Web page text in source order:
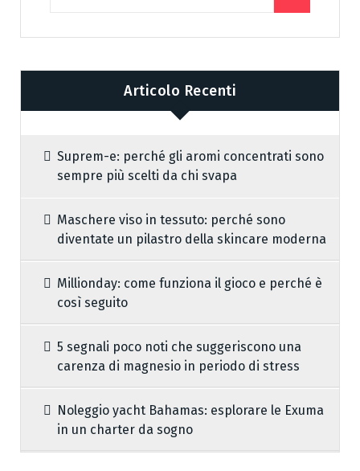
Articolo Recenti
Suprem-e: perché gli aromi concentrati sono
sempre più scelti da chi svapa
Maschere viso in tessuto: perché sono
diventate un pilastro della skincare moderna
Millionday: come funziona il gioco e perché è
così seguito
5 segnali poco noti che suggeriscono una
carenza di magnesio in periodo di stress
Noleggio yacht Bahamas: esplorare le Exuma
in un charter da sogno